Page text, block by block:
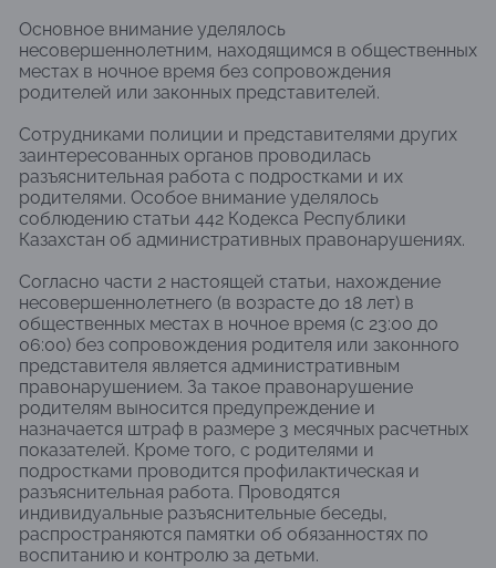
Основное внимание уделялось
несовершеннолетним, находящимся в общественных
местах в ночное время без сопровождения
родителей или законных представителей.
Сотрудниками полиции и представителями других
заинтересованных органов проводилась
разъяснительная работа с подростками и их
родителями. Особое внимание уделялось
соблюдению статьи 442 Кодекса Республики
Казахстан об административных правонарушениях.
Согласно части 2 настоящей статьи, нахождение
несовершеннолетнего (в возрасте до 18 лет) в
общественных местах в ночное время (с 23:00 до
06:00) без сопровождения родителя или законного
представителя является административным
правонарушением. За такое правонарушение
родителям выносится предупреждение и
назначается штраф в размере 3 месячных расчетных
показателей. Кроме того, с родителями и
подростками проводится профилактическая и
разъяснительная работа. Проводятся
индивидуальные разъяснительные беседы,
распространяются памятки об обязанностях по
воспитанию и контролю за детьми.